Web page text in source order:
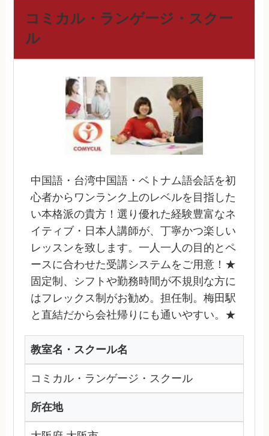
コミカル・ランゲージ・スクー
ル
中国語・台湾中国語・ベトナム語会話を初
心者からワンランク上のレベルを目指した
い本格派の貴方！選り優れた経験豊富なネ
イティブ・日本人講師が、丁寧かつ楽しい
レッスンを致します。一人一人の目的とペ
ースに合わせた受講システムをご用意！★
固定制、シフトや勤務時間が不規則な方に
はフレックス制がお勧め。担任制。梅田駅
と直結だから会社帰りにも通いやすい。★
教室名・スクール名
コミカル・ランゲージ・スクール
所在地